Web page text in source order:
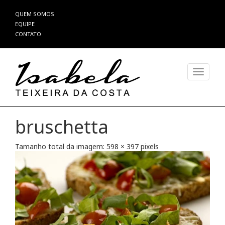
Pular
para
o
QUEM SOMOS
EQUIPE
CONTATO
bruschetta
Tamanho total da imagem: 598 × 397 pixels